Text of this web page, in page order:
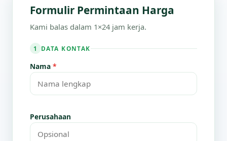
Formulir Permintaan Harga
Kami balas dalam 1×24 jam kerja.
1 DATA KONTAK
Nama *
Perusahaan